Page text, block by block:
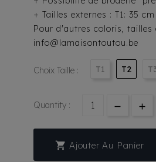
+ Tailles externes : T1: 35
Pour d'autres coloris,
info@lamaisontoutou.be
Choix Taille : T1 T2
Quantity :
 Ajouter Au Panier